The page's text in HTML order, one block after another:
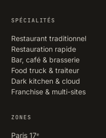
SPÉCIALITÉS
Restaurant traditionnel
Restauration rapide
Bar, café & brasserie
Food truck & traiteur
Dark kitchen & cloud
Franchise & multi-sites
ZONES
Paris 17ᵉ